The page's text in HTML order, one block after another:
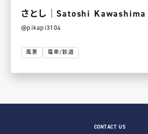
さとし｜Satoshi Kawashima
@pikapi3104
風景 電車/鉄道